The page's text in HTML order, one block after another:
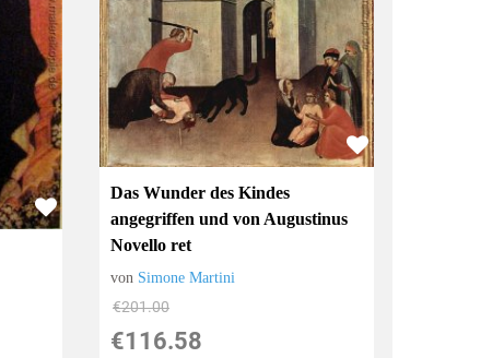
Das Wunder des Kindes
angegriffen und von Augustinus
Novello ret
von Simone Martini
€201.00
€116.58